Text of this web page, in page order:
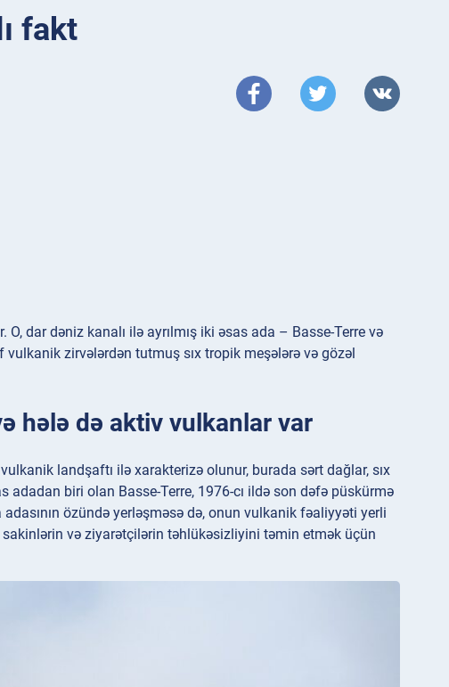
fakt
dar dəniz kanalı ilə ayrılmış iki əsas ada – Basse-Terre və
zirvələrdən tutmuş sıx tropik meşələrə və gözəl
hələ də aktiv vulkanlar var
landşaftı ilə xarakterizə olunur, burada sərt dağlar, sıx
adadan biri olan Basse-Terre, 1976-cı ildə son dəfə püskürmə
özündə yerləşməsə də, onun vulkanik fəaliyyəti yerli
və ziyarətçilərin təhlükəsizliyini təmin etmək üçün